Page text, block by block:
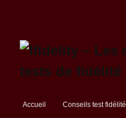
Aller au contenu principal
Aller au contenu secondaire
Accueil Conseils test fidélité